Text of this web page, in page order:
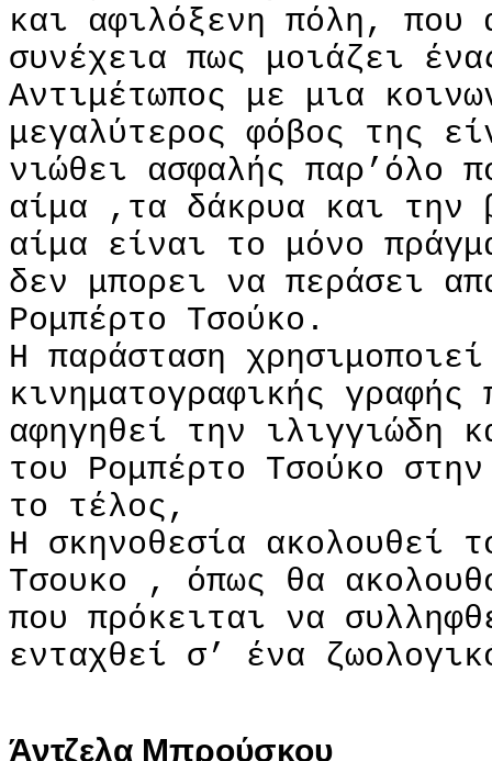
και αφιλόξενη πόλη, που
συνέχεια πως μοιάζει
Αντιμέτωπος με μια
μεγαλύτερος φόβος της
νιώθει ασφαλής παρ’όλο
αίμα ,τα δάκρυα και την
αίμα είναι το μόνο
δεν μπορει να περάσει
Ρομπέρτο Τσούκο.
Η παράσταση
κινηματογραφικής γραφής
αφηγηθεί την ιλιγγιώδη
του Ρομπέρτο Τσούκο
το τέλος,
Η σκηνοθεσία ακολουθεί
Τσουκο , όπως θα
που πρόκειται να
ενταχθεί σ’ ένα
Άντζελα Μπρούσκου